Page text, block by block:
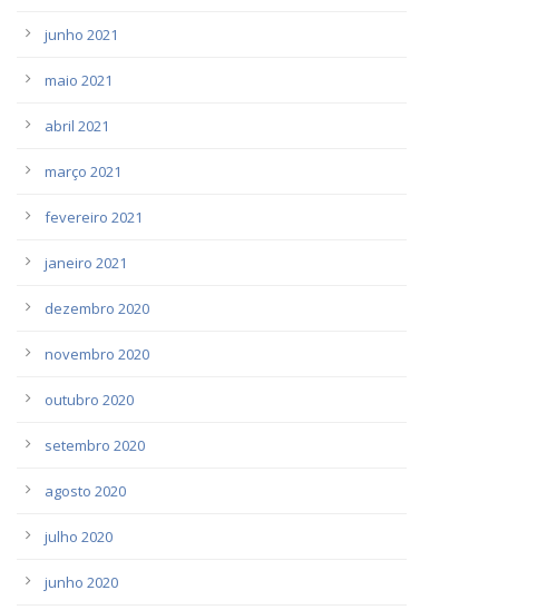
junho 2021
maio 2021
abril 2021
março 2021
fevereiro 2021
janeiro 2021
dezembro 2020
novembro 2020
outubro 2020
setembro 2020
agosto 2020
julho 2020
junho 2020